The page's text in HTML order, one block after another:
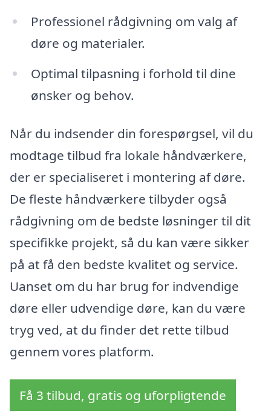
Professionel rådgivning om valg af
døre og materialer.
Optimal tilpasning i forhold til dine
ønsker og behov.
Når du indsender din forespørgsel, vil du
modtage tilbud fra lokale håndværkere,
der er specialiseret i montering af døre.
De fleste håndværkere tilbyder også
rådgivning om de bedste løsninger til dit
specifikke projekt, så du kan være sikker
på at få den bedste kvalitet og service.
Uanset om du har brug for indvendige
døre eller udvendige døre, kan du være
tryg ved, at du finder det rette tilbud
gennem vores platform.
Få 3 tilbud, gratis og uforpligtende